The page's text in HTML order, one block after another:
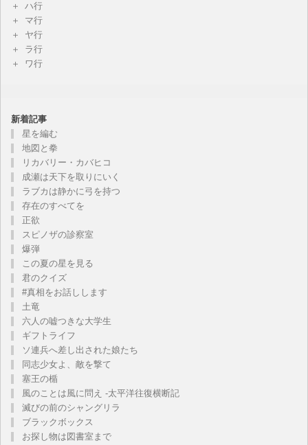
ハ行
マ行
ヤ行
ラ行
ワ行
新着記事
星を編む
地図と拳
リカバリー・カバヒコ
成瀬は天下を取りにいく
ラブカは静かに弓を持つ
存在のすべてを
正欲
スピノザの診察室
爆弾
この夏の星を見る
君のクイズ
#真相をお話しします
土竜
六人の嘘つきな大学生
ギフトライフ
ソ連兵へ差し出された娘たち
同志少女よ、敵を撃て
塞王の楯
風のことは風に問え -太平洋往復横断記
滅びの前のシャングリラ
ブラックボックス
お探し物は図書室まで